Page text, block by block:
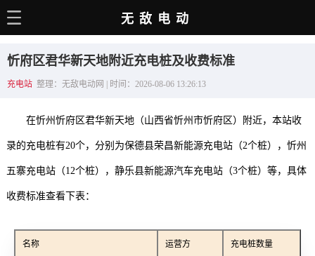
电动百科
选车推荐
充电站
销量榜
无敌电动
忻府区君华新天地附近充电桩及收费标准
充电站 整理：无敌电动网 | 时间：2026-08-06 13:26:13
在忻州忻府区君华新天地（山西省忻州市忻府区）附近，本站收
录的充电桩有20个，分别为保德县荣昌新能源充电站（2个桩），忻州
五寨充电站（12个桩），静乐县新能源汽车充电站（3个桩）等，具体
收费标准查看下表：
名称 运营方 充电桩数量